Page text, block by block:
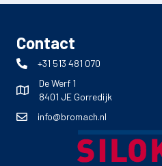
Contact
+31 513 481 070
De Werf 1
8401 JE Gorredijk
info@bromach.nl